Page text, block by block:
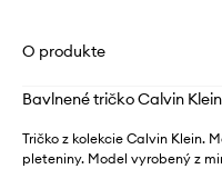
O produkte
Bavlnené tričko Calvin Klein
Tričko z kolekcie Calvin Klein.
pleteniny. Model vyrobený z